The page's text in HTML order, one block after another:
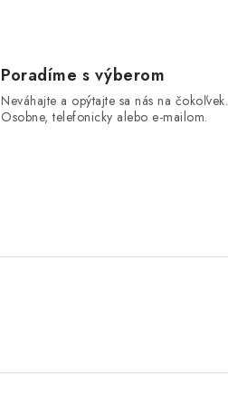
Poradíme s výberom
Neváhajte a opýtajte sa nás na čokoľvek.
Osobne, telefonicky alebo e-mailom.